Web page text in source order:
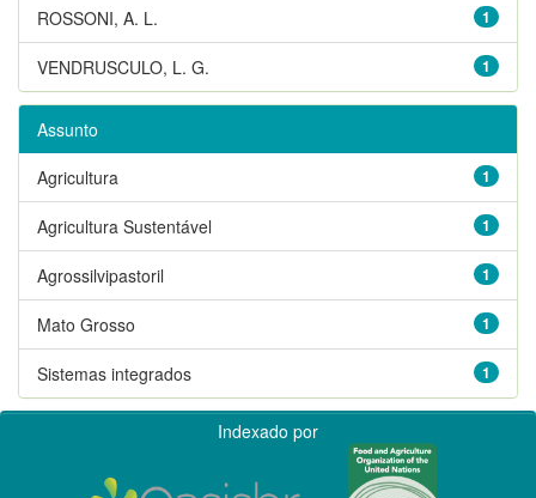
1
ROSSONI, A. L.
1
VENDRUSCULO, L. G.
Assunto
1
Agricultura
1
Agricultura Sustentável
1
Agrossilvipastoril
1
Mato Grosso
1
Sistemas integrados
Indexado por